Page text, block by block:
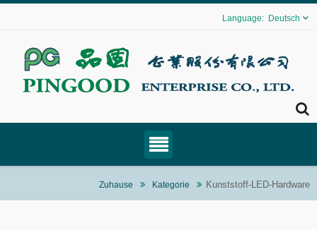
Deutsch
Zuhause Kategorie Kunststoff-LED-Hardware